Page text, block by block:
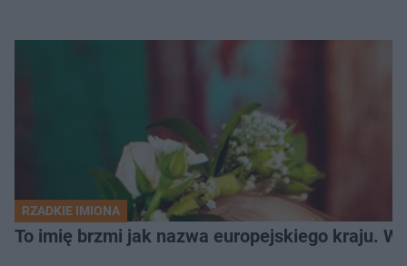
RZADKIE IMIONA
To imię brzmi jak nazwa europejskiego kraju.